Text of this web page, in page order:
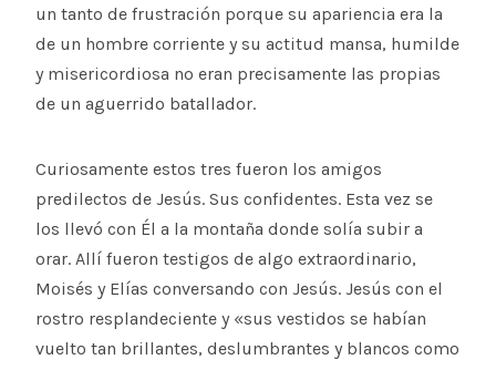
un tanto de frustración porque su apariencia era la
de un hombre corriente y su actitud mansa, humilde
y misericordiosa no eran precisamente las propias
de un aguerrido batallador.
Curiosamente estos tres fueron los amigos
predilectos de Jesús. Sus confidentes. Esta vez se
los llevó con Él a la montaña donde solía subir a
orar. Allí fueron testigos de algo extraordinario,
Moisés y Elías conversando con Jesús. Jesús con el
rostro resplandeciente y «sus vestidos se habían
vuelto tan brillantes, deslumbrantes y blancos como